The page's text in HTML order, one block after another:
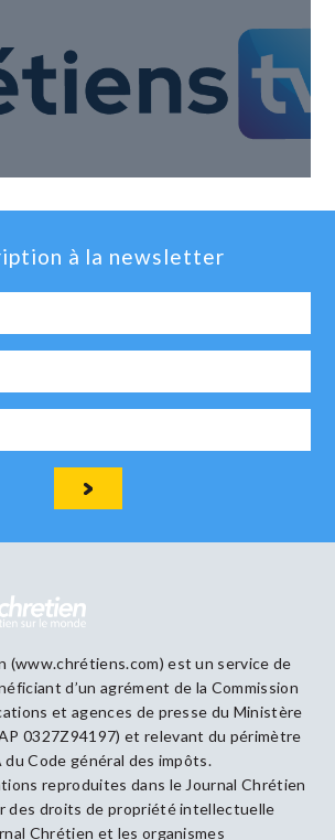
à la newsletter
(www.chrétiens.com) est un service de
d’un agrément de la Commission
et agences de presse du Ministère
0327Z94197) et relevant du périmètre
du Code général des impôts.
reproduites dans le Journal Chrétien
des droits de propriété intellectuelle
Chrétien et les organismes